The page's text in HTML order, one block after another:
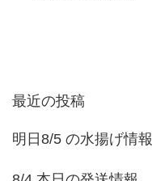
最近の投稿
明日8/5 の水揚げ情報